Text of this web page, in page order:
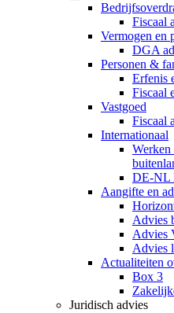
Fiscaal
Vermogen en
DGA
Personen &
Erfenis
Fiscaal
Vastgoed
Fiscaal
Internationaal
Werken
DE-NL
Aangifte en
Advies
Advies
Advies
Actualiteiten
Box 3
Juridisch advies